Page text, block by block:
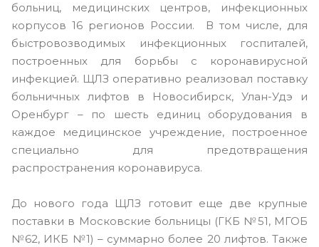
больниц, медицинских центров, инфекционных
корпусов 16 регионов России. В том числе, для
быстровозводимых инфекционных госпиталей,
построенных для борьбы с коронавирусной
инфекцией. ЩЛЗ оперативно реализовал поставку
больничных лифтов в Новосибирск, Улан-Удэ и
Оренбург – по шесть единиц оборудования в
каждое медицинское учреждение, построенное
специально для предотвращения
распространения коронавируса.
До нового года ЩЛЗ готовит еще две крупные
поставки в Московские больницы (ГКБ №51, МГОБ
№62, ИКБ №1) – суммарно более 20 лифтов. Также